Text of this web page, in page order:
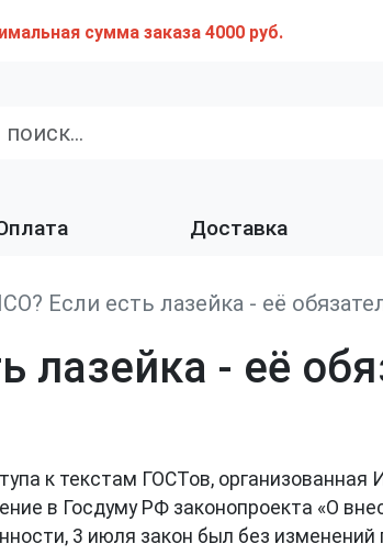
сумма заказа 4000 руб.
Доставка
Если есть лазейка - её
лазейка - её
к текстам ГОСТов,
в Госдуму РФ законопроекта «О
3 июля закон был без